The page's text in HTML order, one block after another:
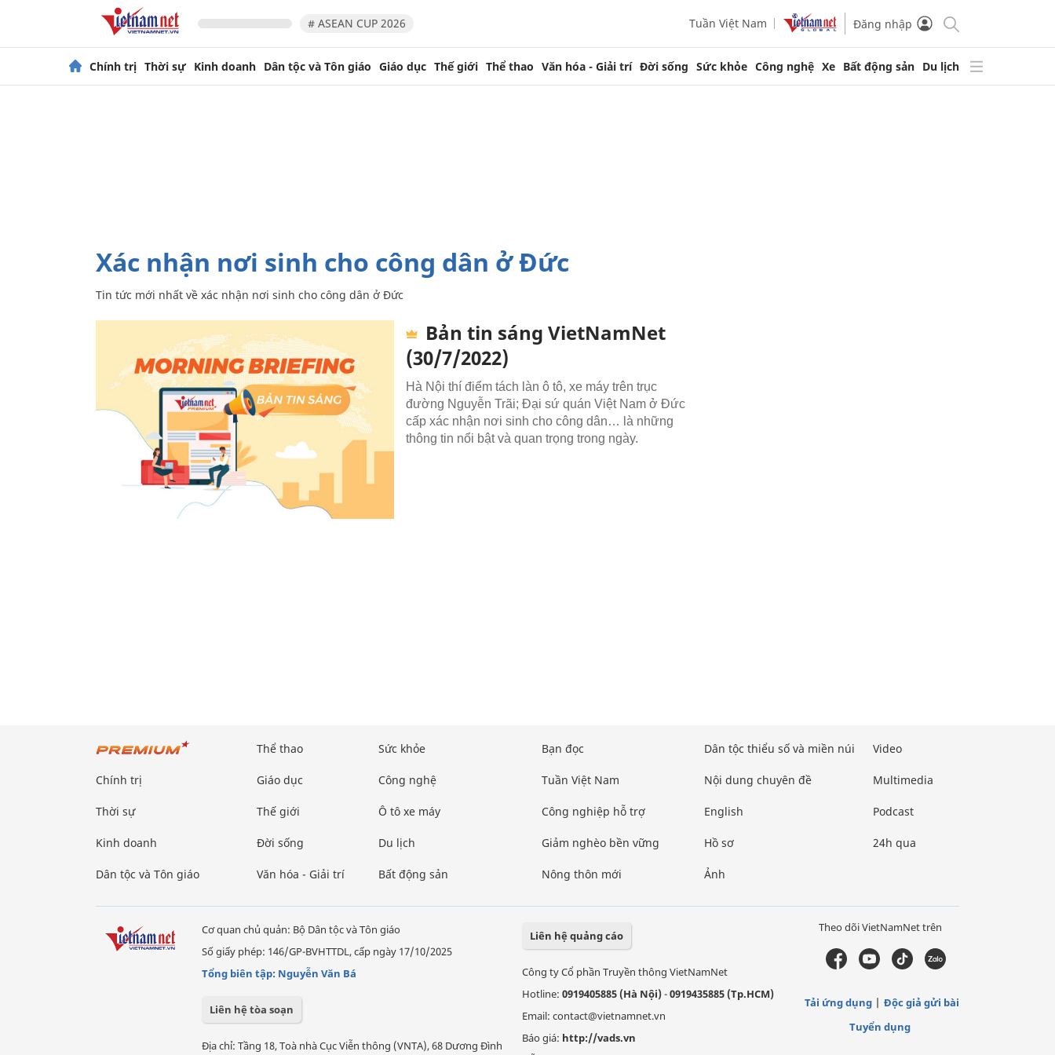
# ASEAN CUP 2026 Tuần Việt Nam Đăng nhập
Chính trị Thời sự Kinh doanh Dân tộc và Tôn giáo Giáo dục Thế giới Thể thao Văn hóa - Giải trí Đời sống Sức khỏe Công nghệ Xe Bất động sản Du lịch
xác nhận nơi sinh cho công dân ở Đức
Tin tức mới nhất về xác nhận nơi sinh cho công dân ở Đức
Bản tin sáng VietNamNet
(30/7/2022)
Hà Nội thí điểm tách làn ô tô, xe máy trên trục
đường Nguyễn Trãi; Đại sứ quán Việt Nam ở Đức
cấp xác nhận nơi sinh cho công dân… là những
thông tin nổi bật và quan trọng trong ngày.
Chính trị
Thời sự
Kinh doanh
Dân tộc và Tôn giáo
Thể thao
Giáo dục
Thế giới
Đời sống
Văn hóa - Giải trí
Sức khỏe
Công nghệ
Ô tô xe máy
Du lịch
Bất động sản
Bạn đọc
Tuần Việt Nam
Công nghiệp hỗ trợ
Giảm nghèo bền vững
Nông thôn mới
Dân tộc thiểu số và miền núi
Nội dung chuyên đề
English
Hồ sơ
Ảnh
Video
Multimedia
Podcast
24h qua
Cơ quan chủ quản: Bộ Dân tộc và Tôn giáo
Số giấy phép: 146/GP-BVHTTDL, cấp ngày 17/10/2025
Tổng biên tập: Nguyễn Văn Bá
Liên hệ tòa soạn
Địa chỉ: Tầng 18, Toà nhà Cục Viễn thông (VNTA), 68 Dương Đình
Liên hệ quảng cáo
Công ty Cổ phần Truyền thông VietNamNet
Hotline: 0919405885 (Hà Nội)-0919435885 (Tp.HCM)
Email: contact@vietnamnet.vn
Báo giá: http://vads.vn
Theo dõi VietNamNet trên
Tải ứng dụng
Độc giả gửi bài
Tuyển dụng